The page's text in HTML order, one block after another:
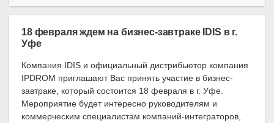
18 февраля ждем на бизнес-завтраке IDIS в г.
Уфе
Компания IDIS и официальный дистрибьютор компания
IPDROM приглашают Вас принять участие в бизнес-
завтраке, который состоится 18 февраля в г. Уфе.
Мероприятие будет интересно руководителям и
коммерческим специалистам компаний-интеграторов,